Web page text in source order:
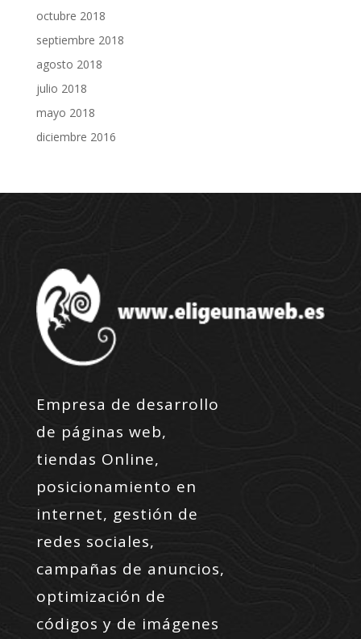
octubre 2018
septiembre 2018
agosto 2018
julio 2018
mayo 2018
diciembre 2016
Empresa de desarrollo
de páginas web,
tiendas Online,
posicionamiento en
internet, gestión de
redes sociales,
campañas de anuncios,
optimización de
códigos y de imágenes